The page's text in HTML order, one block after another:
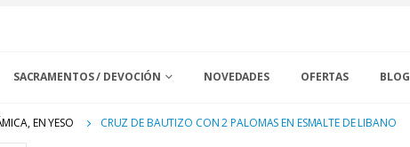
SACRAMENTOS / DEVOCIÓN NOVEDADES OFERTAS BLOG
EN YESO CRUZ DE BAUTIZO CON 2 PALOMAS EN ESMALTE DE LIBANO